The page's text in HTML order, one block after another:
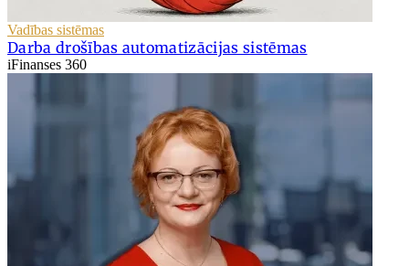
Vadības sistēmas
Darba drošības automatizācijas sistēmas
iFinanses 360